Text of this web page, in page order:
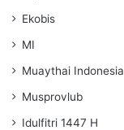
Ekobis
MI
Muaythai Indonesia
Musprovlub
Idulfitri 1447 H